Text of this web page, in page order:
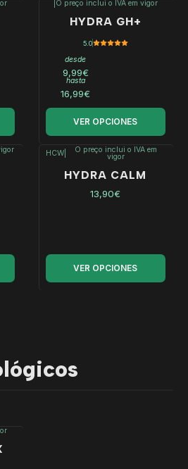
O preço inclui o IVA em vigor
HYDRA GH+
5.0
desde
9,99€
hasta
16,99€
VER OPCIONES
HCW O preço inclui o IVA em
vigor
HYDRA CALM
13,90€
VER OPCIONES